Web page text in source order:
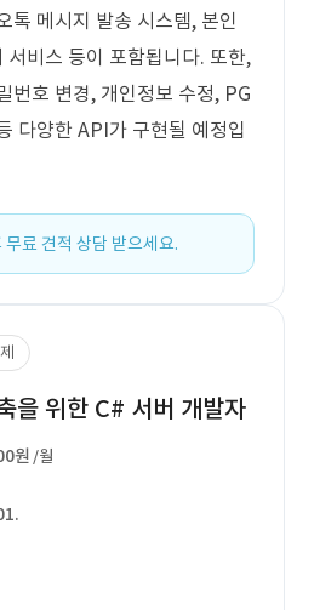
톡 메시지 발송 시스템, 본인
서비스 등이 포함됩니다. 또한,
번호 변경, 개인정보 수정, PG
다양한 API가 구현될 예정입
무료 견적 상담 받으세요.
을 위한 C# 서버 개발자
원 /월